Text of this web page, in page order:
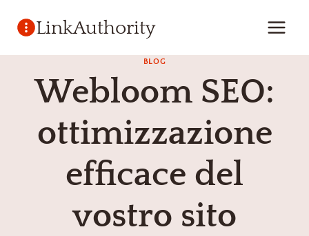
LinkAuthority
BLOG
Webloom SEO:
ottimizzazione
efficace del
vostro sito